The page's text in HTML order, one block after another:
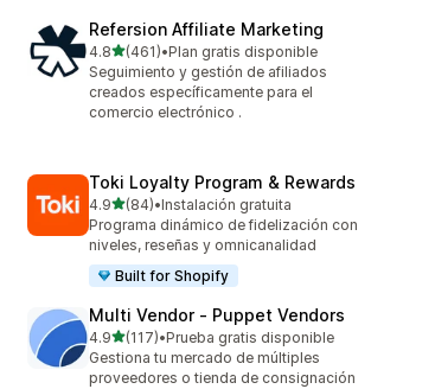
Refersion Affiliate Marketing
4.8de 5 estrellas
(461)
461 reseñas en total
•Plan gratis disponible
Seguimiento y gestión de afiliados
creados específicamente para el
comercio electrónico .
Toki Loyalty Program & Rewards
4.9de 5 estrellas
(84)
84 reseñas en total
•Instalación gratuita
Programa dinámico de fidelización con
niveles, reseñas y omnicanalidad
Built for Shopify
Multi Vendor ‑ Puppet Vendors
4.9de 5 estrellas
(117)
117 reseñas en total
•Prueba gratis disponible
Gestiona tu mercado de múltiples
proveedores o tienda de consignación